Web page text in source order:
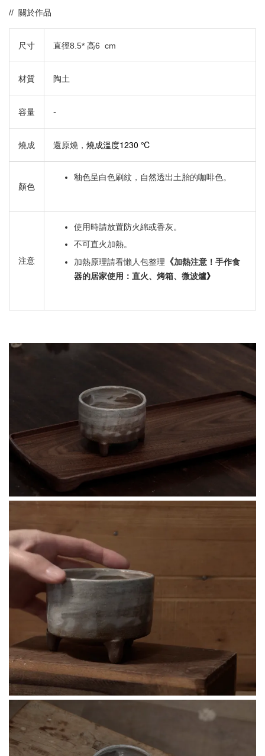
// 關於作品
尺寸 直徑8.5* 高6 cm
材質 陶土
容量 -
燒成 還原燒， 燒成溫度1230 ℃
顏色
釉色呈白色刷紋，自然透出土胎的咖啡色。
注意
使用時請放置防火綿或香灰。
不可直火加熱。
加熱原理請看懶人包整理 《加熱注意！手作食
器的居家使用：直火、烤箱、微波爐》